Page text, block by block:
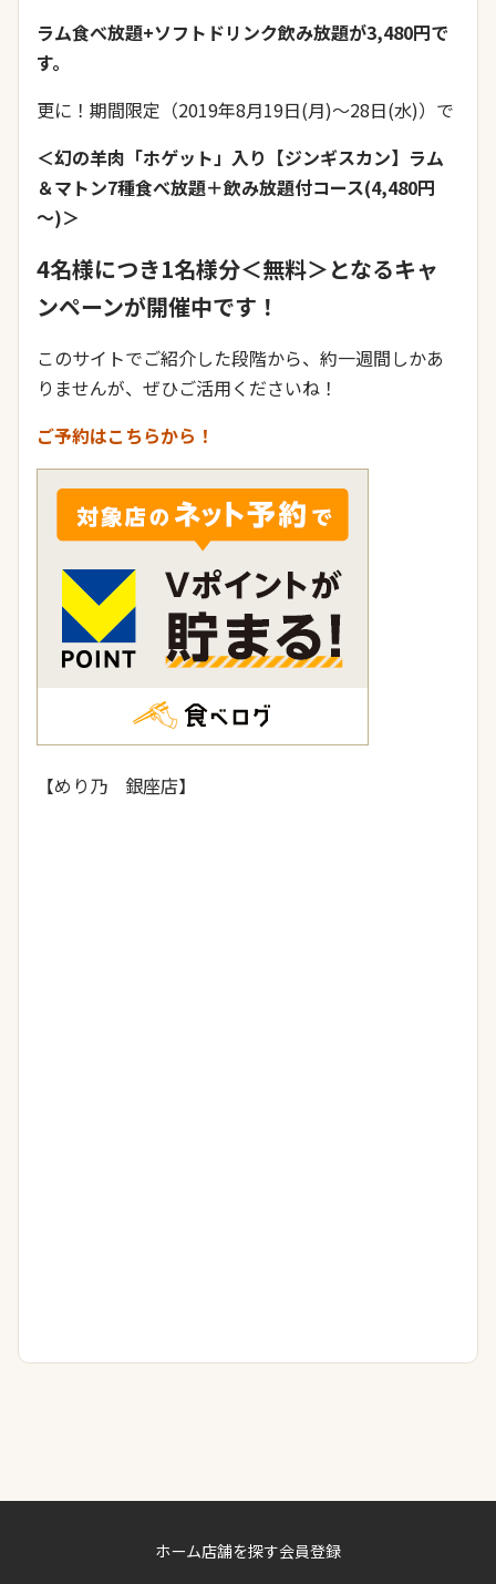
ラム食べ放題+ソフトドリンク飲み放題が3,480円で
す。
更に！期間限定（2019年8月19日(月)～28日(水)）で
＜幻の羊肉「ホゲット」入り【ジンギスカン】ラム
＆マトン7種食べ放題＋飲み放題付コース(4,480円
～)＞
4名様につき1名様分＜無料＞となるキャ
ンペーンが開催中です！
このサイトでご紹介した段階から、約一週間しかあ
りませんが、ぜひご活用くださいね！
ご予約はこちらから！
【めり乃 銀座店】
ホーム店舗を探す会員登録